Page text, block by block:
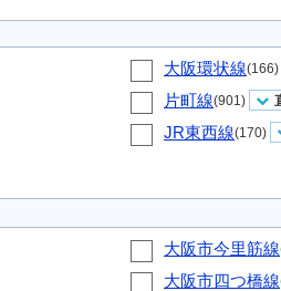
大阪環状線(166)
片町線(901)
JR東西線(170)
大阪市今里筋線
大阪市四つ橋線